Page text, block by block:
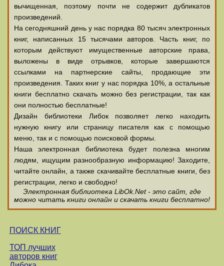
вычищенная, поэтому почти не содержит дубликатов
произведений.
На сегодняшний день у нас порядка 80 тысяч электронных
книг, написанных 15 тысячами авторов. Часть книг, по
которым действуют имущественные авторские права,
выложены в виде отрывков, которые завершаются
ссылками на партнерские сайты, продающие эти
произведения. Таких книг у нас порядка 10%, а остальные
книги бесплатно скачать можно без регистрации, так как
они полностью бесплатные!
Дизайн библиотеки Либок позволяет легко находить
нужную книгу или страницу писателя как с помощью
меню, так и с помощью поисковой формы.
Наша электронная библиотека будет полезна многим
людям, ищущим разнообразную информацию! Заходите,
читайте онлайн, а также скачивайте бесплатные книги, без
регистрации, легко и свободно!
Электронная библиотека LibOk.Net - это сайт, где
можно читать книги онлайн и скачать книги бесплатно!
ПОИСК КНИГ
ТОП лучших
авторов книг